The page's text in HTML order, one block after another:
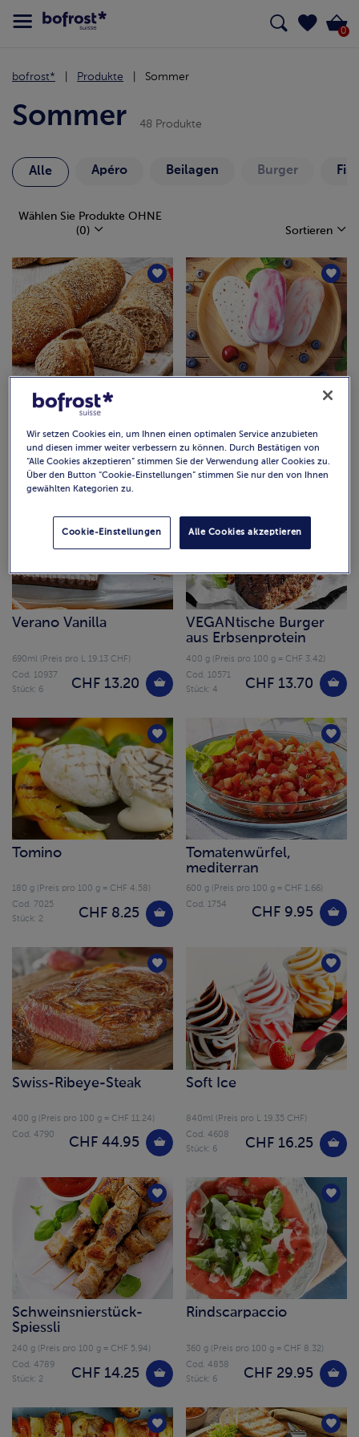
0
bofrost* Produkte Sommer
Sommer 48 Produkte
Alle Apéro Beilagen Burger
Wählen Sie Produkte OHNE
(0)
Sortieren
Wurzelbrot
750 g (Preis pro 100 g = CHF 2.13)
CHF 15.95
Cod. 4917
Stück: 3
600ml (Preis pro L 20.50 CHF)
CHF 12.30
Cod. 20793
Stück: 6
Verano Vanilla
690ml (Preis pro L 19.13 CHF)
CHF 13.20
Cod. 10937
Stück: 6
VEGANtische Burger
aus Erbsenprotein
400 g (Preis pro 100 g = CHF 3.42)
CHF 13.70
Cod. 10571
Stück: 4
Tomino
180 g (Preis pro 100 g = CHF 4.58)
CHF 8.25
Cod. 7025
Stück: 2
Tomatenwürfel,
mediterran
600 g (Preis pro 100 g = CHF 1.66)
CHF 9.95
Cod. 1754
Swiss-Ribeye-Steak
400 g (Preis pro 100 g = CHF 11.24)
CHF 44.95
Cod. 4790
Soft Ice
840ml (Preis pro L 19.35 CHF)
CHF 16.25
Cod. 4608
Stück: 6
Schweinsnierstück-
Spiessli
240 g (Preis pro 100 g = CHF 5.94)
CHF 14.25
Cod. 4789
Stück: 2
Rindscarpaccio
360 g (Preis pro 100 g = CHF 8.32)
CHF 29.95
Cod. 4858
Stück: 6
Wir setzen Cookies ein, um Ihnen einen optimalen Service anzubieten
und diesen immer weiter verbessern zu können. Durch Bestätigen von
“Alle Cookies akzeptieren” stimmen Sie der Verwendung aller Cookies zu.
Über den Button “Cookie-Einstellungen” stimmen Sie nur den von Ihnen
gewählten Kategorien zu.
Alle Cookies akzeptieren
Cookie-Einstellungen